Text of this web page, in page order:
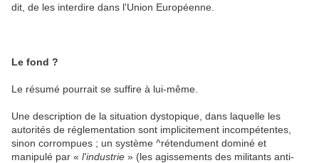
dit, de les interdire dans l'Union Européenne.
Le fond ?
Le résumé pourrait se suffire à lui-même.
Une description de la situation dystopique, dans laquelle les
autorités de réglementation sont implicitement incompétentes,
sinon corrompues ; un système ^rétendument dominé et
manipulé par « l'industrie » (les agissements des militants anti-